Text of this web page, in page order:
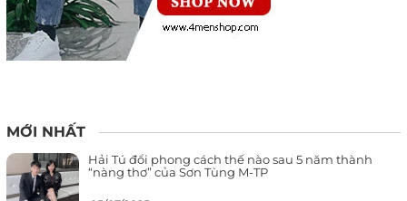
MỚI NHẤT
Hải Tú đổi phong cách thế nào sau 5 năm thành
“nàng thơ” của Sơn Tùng M-TP